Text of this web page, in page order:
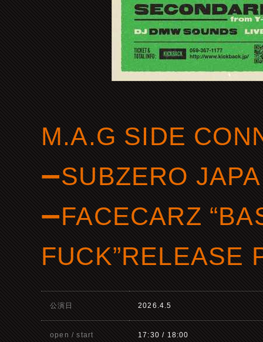
M.A.G SIDE
➖SUBZERO
➖FACECARZ
FUCK”RELEASE
公演日 2026.4.5
open / start 17:30 / 18:00